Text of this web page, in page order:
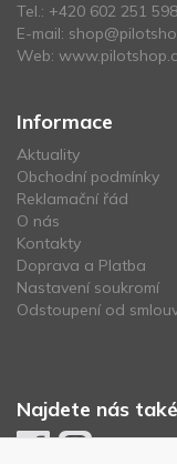
Tel.: +420 602 251 598
E-mail:
Web:
Informace
Aktuality
Obchodní podmínky
Reklamační řád
O nás
Kontakty
Doprava a Platba
Nastavení soukromí
Odstoupení od
Najdete nás také